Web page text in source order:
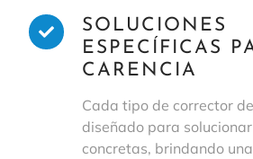
SOLUCIONES
ESPECÍFICAS
CARENCIA
Cada tipo de corrector
diseñado para
concretas, brindando